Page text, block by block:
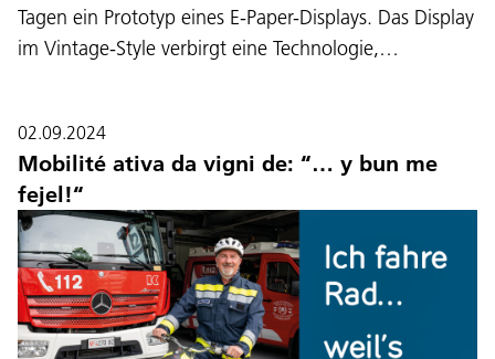
Tagen ein Prototyp eines E-Paper-Displays. Das Display
im Vintage-Style verbirgt eine Technologie,…
02.09.2024
Mobilité ativa da vigni de: “… y bun me
fejel!“